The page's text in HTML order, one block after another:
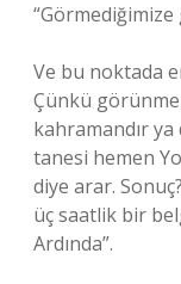
Ve bu noktada
Çünkü
kahramandır
tanesi hemen
diye arar.
üç saatlik bir
Ardında”.